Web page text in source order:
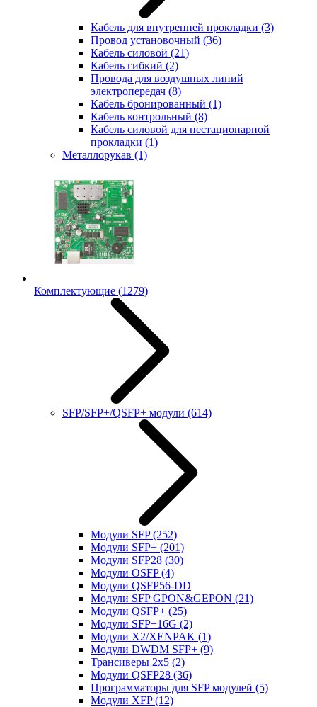
Кабель для внутренней прокладки (3)
Провод установочный (36)
Кабель силовой (21)
Кабель гибкий (2)
Провода для воздушных линий
электропередач (8)
Кабель бронированный (1)
Кабель контрольный (8)
Кабель силовой для нестационарной
прокладки (1)
Металлорукав (1)
Комплектующие (1279)
SFP/SFP+/QSFP+ модули (614)
Модули SFP(252)
Модули SFP+ (201)
Модули SFP28 (30)
Модули OSFP(4)
Модули QSFP56-DD
Модули SFP GPON&GEPON (21)
Модули QSFP+ (25)
Модули SFP+16G (2)
Модули X2/XENPAK (1)
Модули DWDM SFP+ (9)
Трансиверы 2x5 (2)
Модули QSFP28 (36)
Программаторы для SFP модулей (5)
Модули XFP(12)